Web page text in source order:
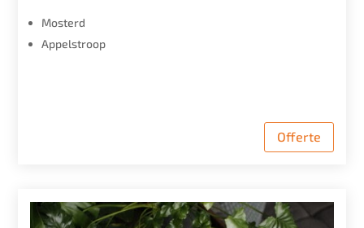
Mosterd
Appelstroop
Offerte